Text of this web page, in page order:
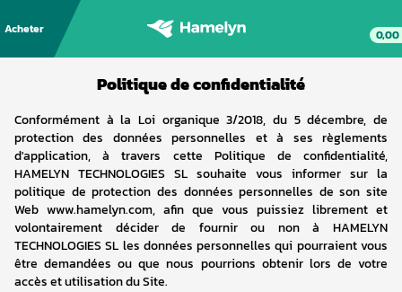
Acheter 0,00
Politique de confidentialité
Conformément à la Loi organique 3/2018, du 5 décembre, de
protection des données personnelles et à ses règlements
d'application, à travers cette Politique de confidentialité,
HAMELYN TECHNOLOGIES SL souhaite vous informer sur la
politique de protection des données personnelles de son site
Web www.hamelyn.com, afin que vous puissiez librement et
volontairement décider de fournir ou non à HAMELYN
TECHNOLOGIES SL les données personnelles qui pourraient vous
être demandées ou que nous pourrions obtenir lors de votre
accès et utilisation du Site.